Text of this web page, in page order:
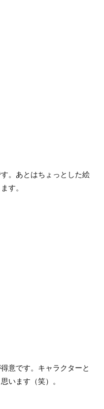
。あとはちょっとした絵
す。
意です。キャラクターと
います（笑）。